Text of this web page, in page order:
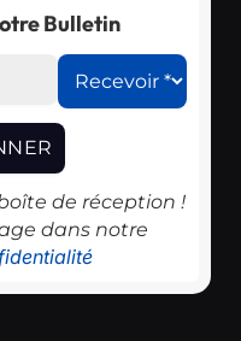
Bulletin
de réception !
dans notre